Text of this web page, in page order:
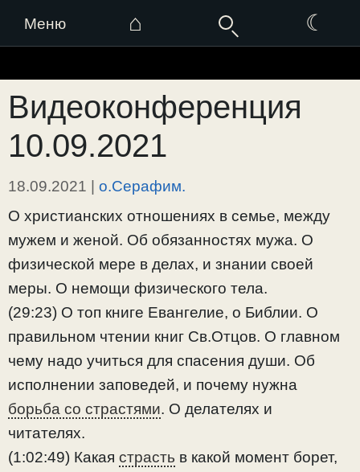
Меню ⌂ ☾
к
содержимому
Видеоконференция
10.09.2021
18.09.2021 | о.Серафим.
О христианских отношениях в семье, между
мужем и женой. Об обязанностях мужа. О
физической мере в делах, и знании своей
меры. О немощи физического тела.
(29:23) О топ книге Евангелие, о Библии. О
правильном чтении книг Св.Отцов. О главном
чему надо учиться для спасения души. Об
исполнении заповедей, и почему нужна
борьба со страстями. О делателях и
читателях.
(1:02:49) Какая страсть в какой момент борет,